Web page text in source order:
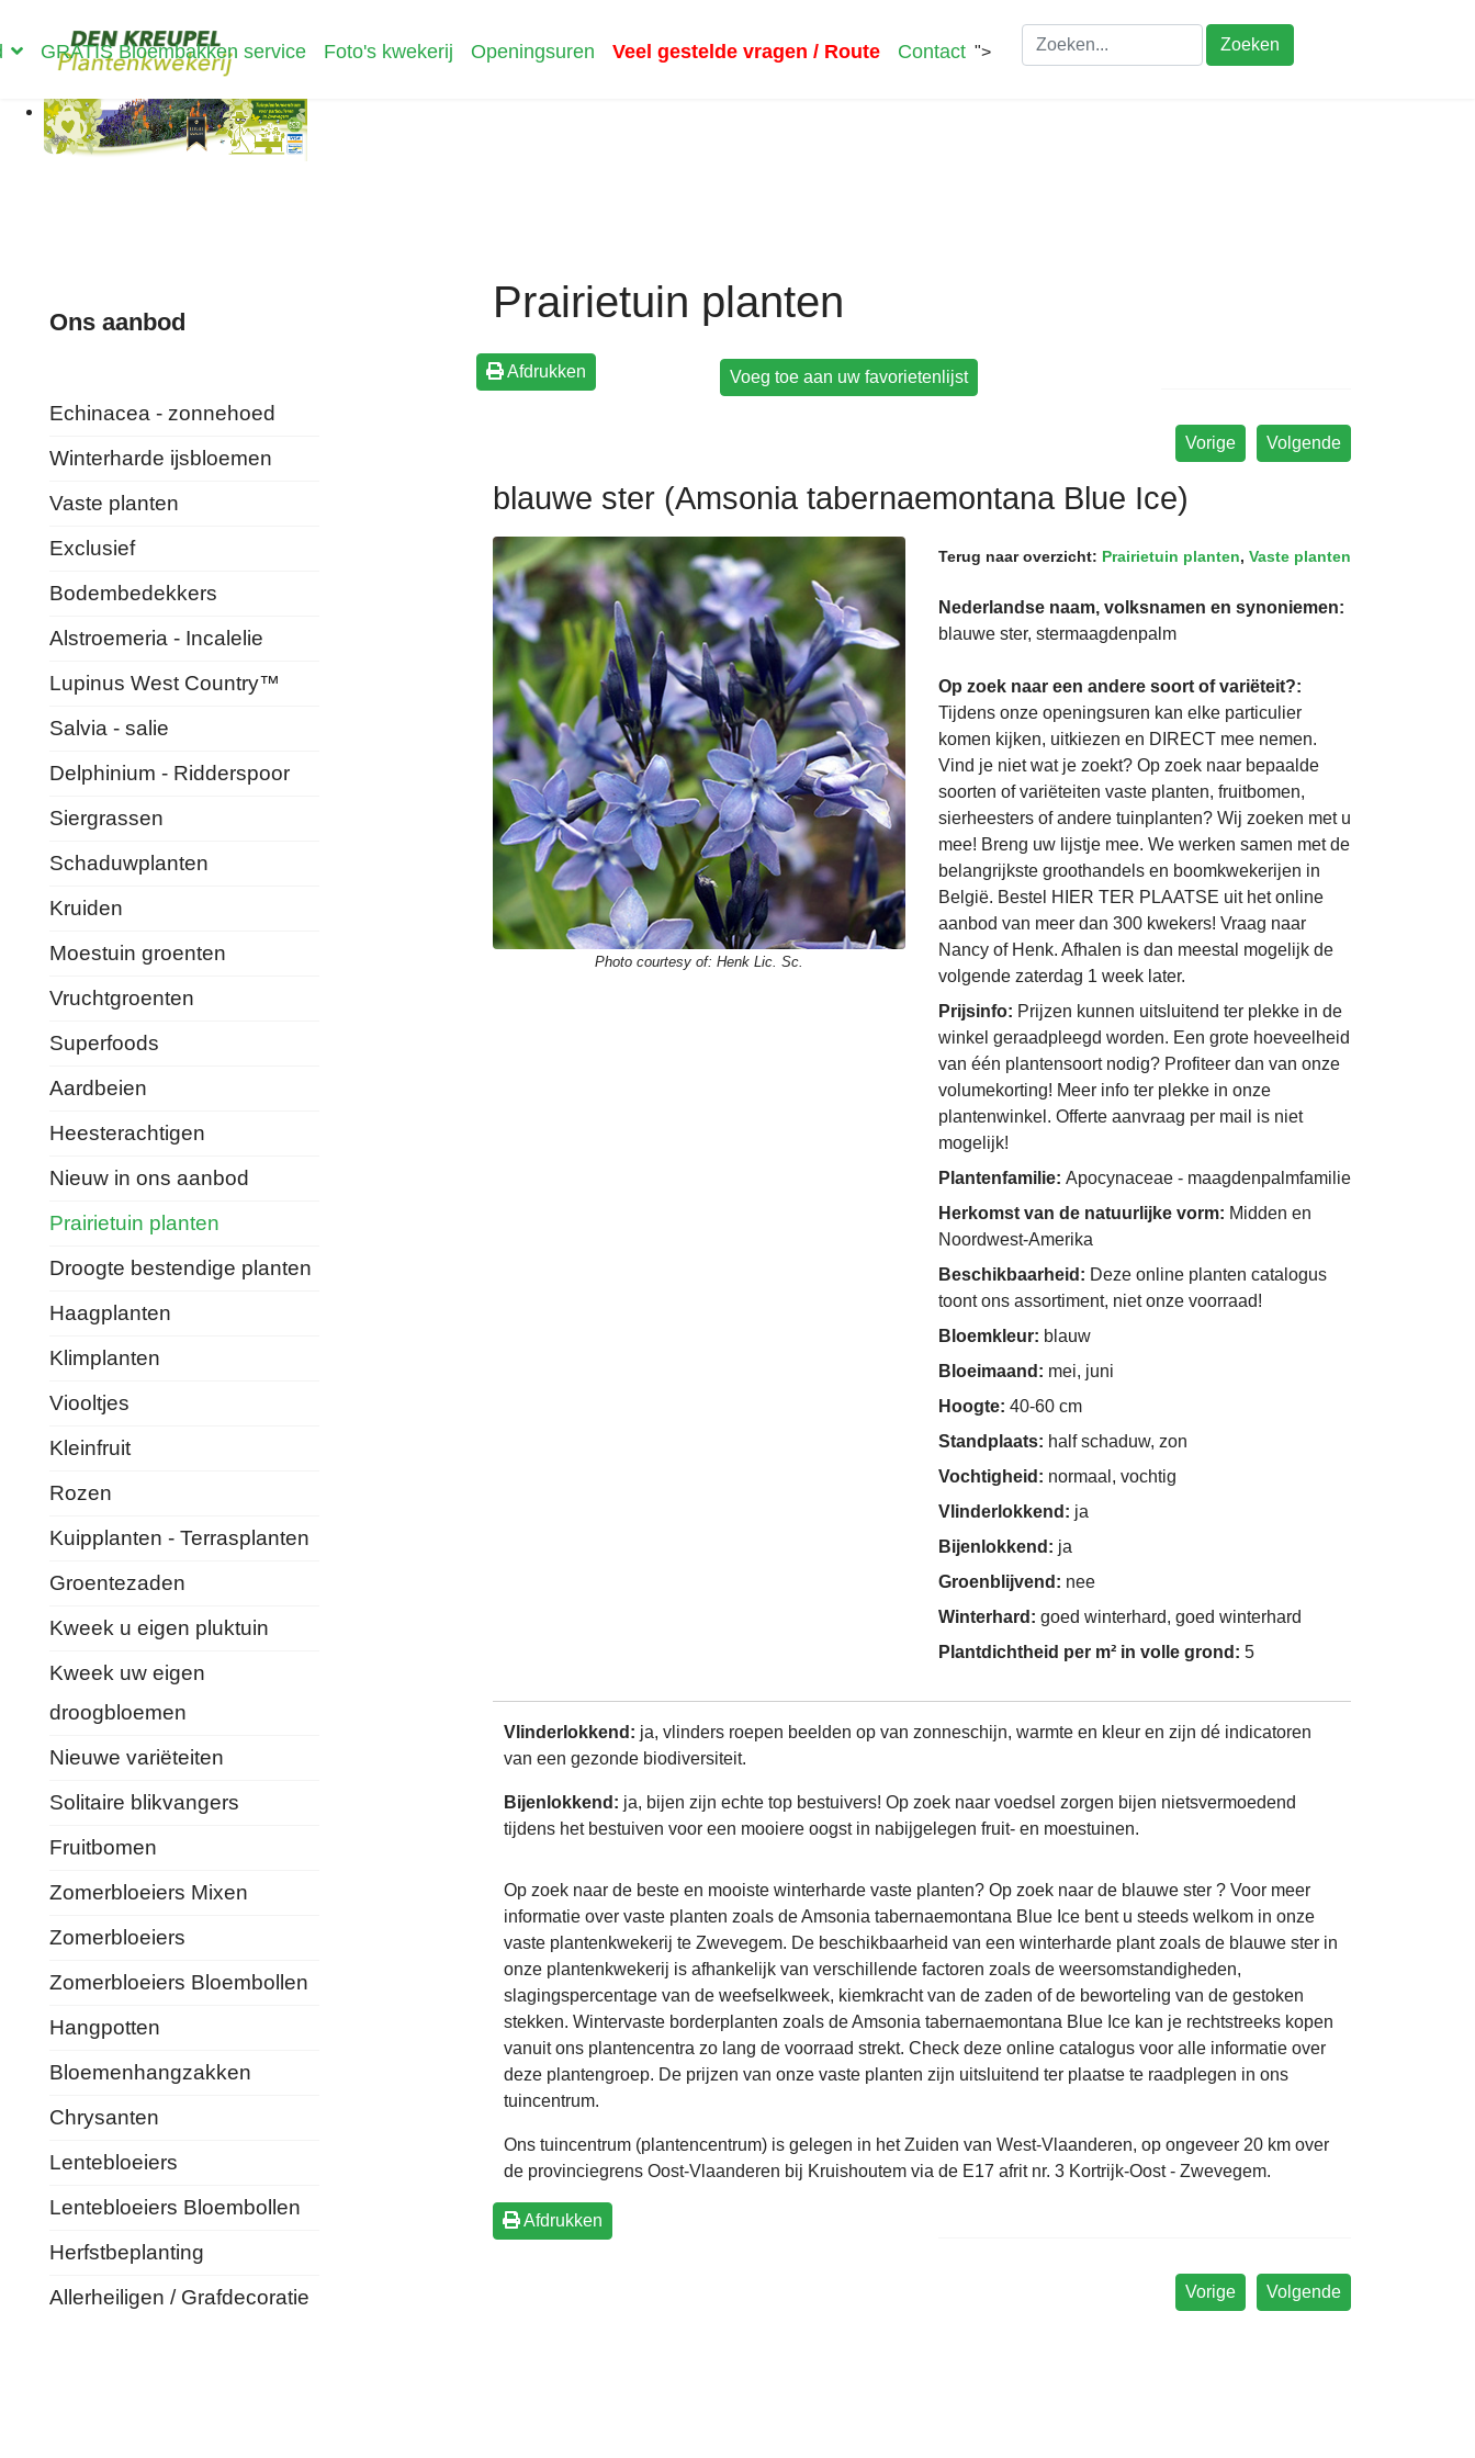
GRATIS Bloembakken service Foto's kwekerij Openingsuren Veel gestelde vragen / Route Contact "> Zoeken
Ons aanbod
Echinacea - zonnehoed
Winterharde ijsbloemen
Vaste planten
Exclusief
Bodembedekkers
Alstroemeria - Incalelie
Lupinus West Country™
Salvia - salie
Delphinium - Ridderspoor
Siergrassen
Schaduwplanten
Kruiden
Moestuin groenten
Vruchtgroenten
Superfoods
Aardbeien
Heesterachtigen
Nieuw in ons aanbod
Prairietuin planten
Droogte bestendige planten
Haagplanten
Klimplanten
Viooltjes
Kleinfruit
Rozen
Kuipplanten - Terrasplanten
Groentezaden
Kweek u eigen pluktuin
Kweek uw eigen
droogbloemen
Nieuwe variëteiten
Solitaire blikvangers
Fruitbomen
Zomerbloeiers Mixen
Zomerbloeiers
Zomerbloeiers Bloembollen
Hangpotten
Bloemenhangzakken
Chrysanten
Lentebloeiers
Lentebloeiers Bloembollen
Herfstbeplanting
Allerheiligen / Grafdecoratie
Prairietuin planten
Afdrukken
Volgende
Vorige
blauwe ster (Amsonia tabernaemontana Blue Ice)
Photo courtesy of: Henk Lic. Sc.
Terug naar overzicht: Prairietuin planten, Vaste planten
Nederlandse naam, volksnamen en synoniemen:
blauwe ster, stermaagdenpalm
Op zoek naar een andere soort of variëteit?:
Tijdens onze openingsuren kan elke particulier
komen kijken, uitkiezen en DIRECT mee nemen.
Vind je niet wat je zoekt? Op zoek naar bepaalde
soorten of variëteiten vaste planten, fruitbomen,
sierheesters of andere tuinplanten? Wij zoeken met u
mee! Breng uw lijstje mee. We werken samen met de
belangrijkste groothandels en boomkwekerijen in
België. Bestel HIER TER PLAATSE uit het online
aanbod van meer dan 300 kwekers! Vraag naar
Nancy of Henk. Afhalen is dan meestal mogelijk de
volgende zaterdag 1 week later.
Prijsinfo: Prijzen kunnen uitsluitend ter plekke in de
winkel geraadpleegd worden. Een grote hoeveelheid
van één plantensoort nodig? Profiteer dan van onze
volumekorting! Meer info ter plekke in onze
plantenwinkel. Offerte aanvraag per mail is niet
mogelijk!
Plantenfamilie: Apocynaceae - maagdenpalmfamilie
Herkomst van de natuurlijke vorm: Midden en
Noordwest-Amerika
Beschikbaarheid: Deze online planten catalogus
toont ons assortiment, niet onze voorraad!
Bloemkleur: blauw
Bloeimaand: mei, juni
Hoogte: 40-60 cm
Standplaats: half schaduw, zon
Vochtigheid: normaal, vochtig
Vlinderlokkend: ja
Bijenlokkend: ja
Groenblijvend: nee
Winterhard: goed winterhard, goed winterhard
Plantdichtheid per m² in volle grond: 5
Vlinderlokkend: ja, vlinders roepen beelden op van zonneschijn, warmte en kleur en zijn dé indicatoren
van een gezonde biodiversiteit.
Bijenlokkend: ja, bijen zijn echte top bestuivers! Op zoek naar voedsel zorgen bijen nietsvermoedend
tijdens het bestuiven voor een mooiere oogst in nabijgelegen fruit- en moestuinen.
Op zoek naar de beste en mooiste winterharde vaste planten? Op zoek naar de blauwe ster ? Voor meer
informatie over vaste planten zoals de Amsonia tabernaemontana Blue Ice bent u steeds welkom in onze
vaste plantenkwekerij te Zwevegem. De beschikbaarheid van een winterharde plant zoals de blauwe ster in
onze plantenkwekerij is afhankelijk van verschillende factoren zoals de weersomstandigheden,
slagingspercentage van de weefselkweek, kiemkracht van de zaden of de beworteling van de gestoken
stekken. Wintervaste borderplanten zoals de Amsonia tabernaemontana Blue Ice kan je rechtstreeks kopen
vanuit ons plantencentra zo lang de voorraad strekt. Check deze online catalogus voor alle informatie over
deze plantengroep. De prijzen van onze vaste planten zijn uitsluitend ter plaatse te raadplegen in ons
tuincentrum.
Ons tuincentrum (plantencentrum) is gelegen in het Zuiden van West-Vlaanderen, op ongeveer 20 km over
de provinciegrens Oost-Vlaanderen bij Kruishoutem via de E17 afrit nr. 3 Kortrijk-Oost - Zwevegem.
Afdrukken
Volgende
Vorige